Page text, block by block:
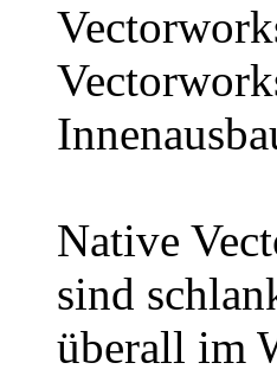
Native
sind
überall im